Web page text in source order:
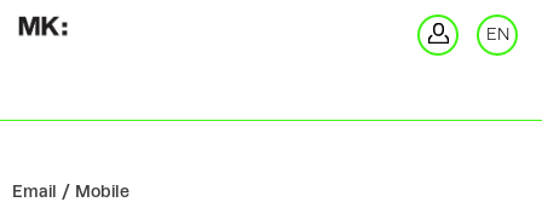
EN
Email / Mobile